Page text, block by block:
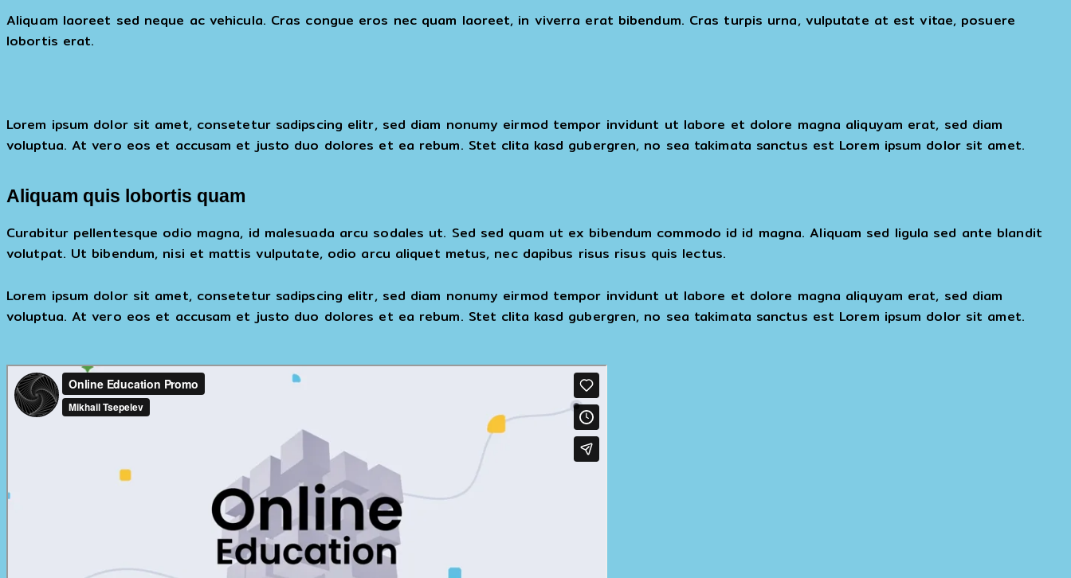
Aliquam laoreet sed neque ac vehicula. Cras congue eros nec quam laoreet, in viverra erat bibendum. Cras turpis urna, vulputate at est vitae, posuere
lobortis erat.
Lorem ipsum dolor sit amet, consetetur sadipscing elitr, sed diam nonumy eirmod tempor invidunt ut labore et dolore magna aliquyam erat, sed diam
voluptua. At vero eos et accusam et justo duo dolores et ea rebum. Stet clita kasd gubergren, no sea takimata sanctus est Lorem ipsum dolor sit amet.
Aliquam quis lobortis quam
Curabitur pellentesque odio magna, id malesuada arcu sodales ut. Sed sed quam ut ex bibendum commodo id id magna. Aliquam sed ligula sed ante blandit
volutpat. Ut bibendum, nisi et mattis vulputate, odio arcu aliquet metus, nec dapibus risus risus quis lectus.
Lorem ipsum dolor sit amet, consetetur sadipscing elitr, sed diam nonumy eirmod tempor invidunt ut labore et dolore magna aliquyam erat, sed diam
voluptua. At vero eos et accusam et justo duo dolores et ea rebum. Stet clita kasd gubergren, no sea takimata sanctus est Lorem ipsum dolor sit amet.